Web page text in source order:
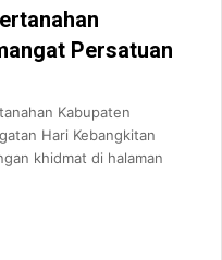
Persatuan
Kabupaten
Hari Kebangkitan
khidmat di halaman